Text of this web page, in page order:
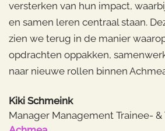
versterken van hun impact,
en samen leren centraal staan.
zien we terug in de manier
opdrachten oppakken,
naar nieuwe rollen binnen
Kiki Schmeink
Manager Management Trainee- &